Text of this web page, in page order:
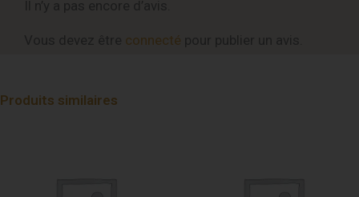
connecté
Produits similaires